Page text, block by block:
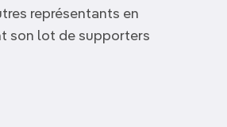
représentants en
son lot de supporters